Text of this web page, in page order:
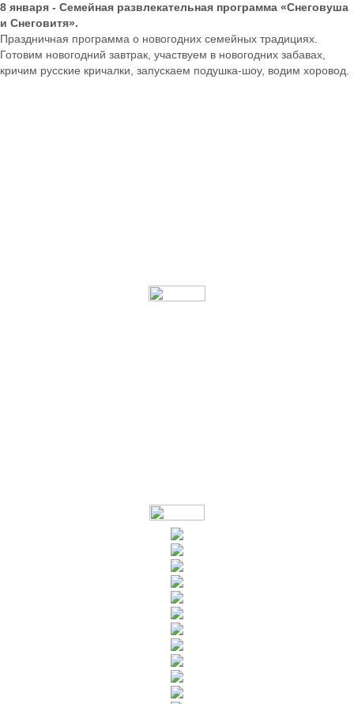
8 января - Семейная развлекательная программа «Снеговуша
и Снеговитя».
Праздничная программа о новогодних семейных традициях.
Готовим новогодний завтрак, участвуем в новогодних забавах,
кричим русские кричалки, запускаем подушка-шоу, водим хоровод.